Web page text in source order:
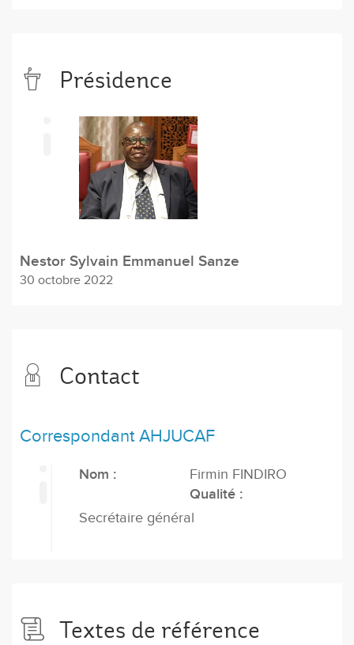
Présidence
Nestor Sylvain Emmanuel Sanze
30 octobre 2022
Contact
Correspondant AHJUCAF
Nom :
Firmin FINDIRO
Qualité :
Secrétaire général
Textes de référence